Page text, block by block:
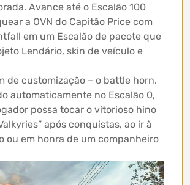
Avance até o Escalão 100
a OVN do Capitão Price com
em um Escalão de pacote que
Lendário, skin de veículo e
de customização – o battle horn.
automaticamente no Escalão 0,
possa tocar o vitorioso hino
após conquistas, ao ir à
ou em honra de um companheiro